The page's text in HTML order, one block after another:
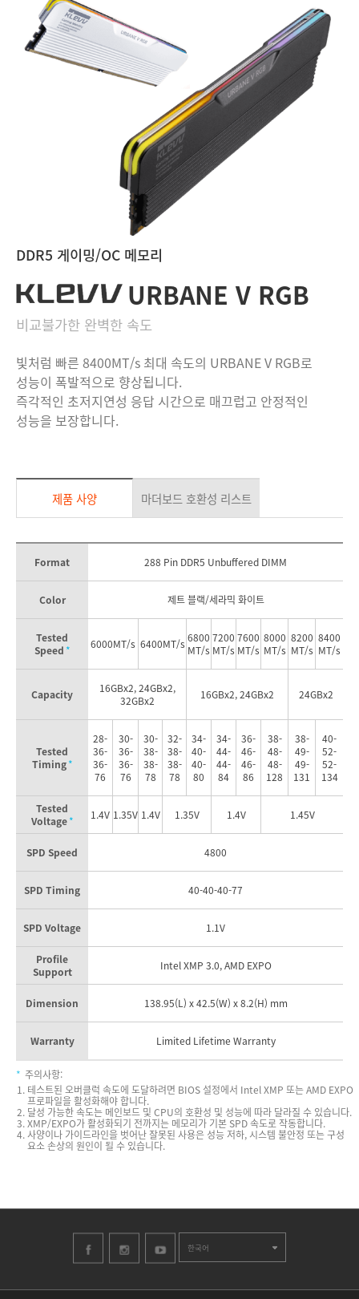
DDR5 게이밍/OC 메모리
URBANE V RGB
비교불가한 완벽한 속도
빛처럼 빠른 8400MT/s 최대 속도의 URBANE V RGB로
성능이 폭발적으로 향상됩니다.
즉각적인 초저지연성 응답 시간으로 매끄럽고 안정적인
성능을 보장합니다.
제품 사양 마더보드 호환성 리스트
Format 288 Pin DDR5 Unbuffered DIMM
Color 제트 블랙/세라믹 화이트
Tested
Speed * 6000MT/s 6400MT/s 6800
MT/s
7200
MT/s
7600
MT/s
8000
MT/s
8200
MT/s
8400
MT/s
Capacity 16GBx2,24GBx2,
32GBx2
16GBx2,24GBx2 24GBx2
Tested
Timing *
28-
36-
36-
76
30-
36-
36-
76
30-
38-
38-
78
32-
38-
38-
78
34-
40-
40-
80
34-
44-
44-
84
36-
46-
46-
86
38-
48-
48-
128
38-
49-
49-
131
40-
52-
52-
134
Tested
Voltage * 1.4V 1.35V 1.4V 1.35V 1.4V 1.45V
SPD Speed 4800
SPD Timing 40-40-40-77
SPD Voltage 1.1V
Profile
Support
Intel XMP 3.0, AMD EXPO
Dimension 138.95(L) x 42.5(W) x 8.2(H) mm
Warranty Limited Lifetime Warranty
* 주의사항:
테스트된 오버클럭 속도에 도달하려면 BIOS 설정에서 Intel XMP 또는 AMD EXPO
프로파일을 활성화해야 합니다.
달성 가능한 속도는 메인보드 및 CPU의 호환성 및 성능에 따라 달라질 수 있습니다.
XMP/EXPO가 활성화되기 전까지는 메모리가 기본 SPD 속도로 작동합니다.
사양이나 가이드라인을 벗어난 잘못된 사용은 성능 저하, 시스템 불안정 또는 구성
요소 손상의 원인이 될 수 있습니다.
한국어